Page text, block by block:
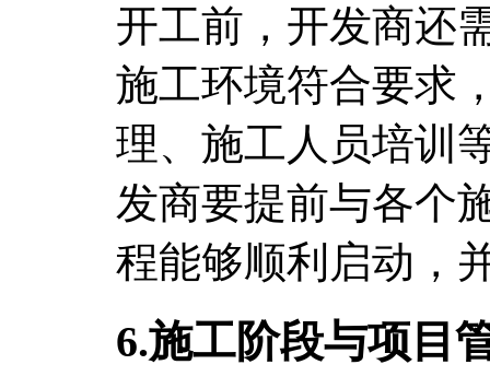
开工前，开发商还
施工环境符合要求
理、施工人员培训
发商要提前与各个
程能够顺利启动，
6.施工阶段与项目